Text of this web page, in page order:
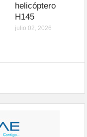
helicóptero
H145
julio 02, 2026